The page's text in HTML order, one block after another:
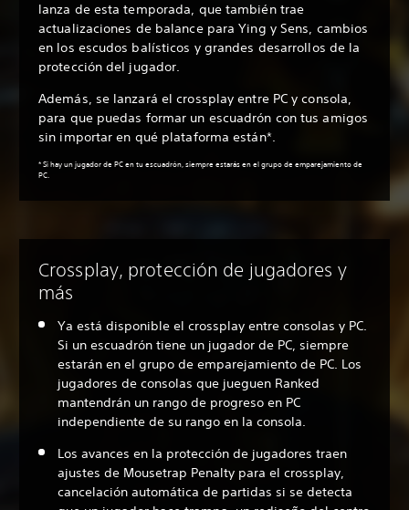
lanza de esta temporada, que también trae
actualizaciones de balance para Ying y Sens, cambios
en los escudos balísticos y grandes desarrollos de la
protección del jugador.
Además, se lanzará el crossplay entre PC y consola,
para que puedas formar un escuadrón con tus amigos
sin importar en qué plataforma están*.
* Si hay un jugador de PC en tu escuadrón, siempre estarás en el grupo de emparejamiento de
PC.
Crossplay, protección de jugadores y
más
Ya está disponible el crossplay entre consolas y PC.
Si un escuadrón tiene un jugador de PC, siempre
estarán en el grupo de emparejamiento de PC. Los
jugadores de consolas que jueguen Ranked
mantendrán un rango de progreso en PC
independiente de su rango en la consola.
Los avances en la protección de jugadores traen
ajustes de Mousetrap Penalty para el crossplay,
cancelación automática de partidas si se detecta